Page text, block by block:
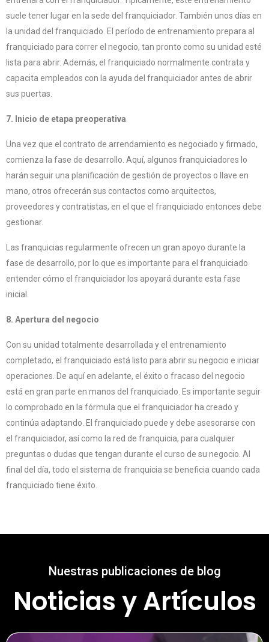
suele tener lugar en la sede del franquiciador. También unos días en
la unidad del franquiciado. El período de entrenamiento prepara al
franquiciado para correr el negocio, tan pronto como su unidad esté
lista para abrir. Además, el franquiciado normalmente contrata y
capacita empleados con la ayuda del franquiciador antes de abrir
sus puertas.
7. Inicio de etapa preoperativa
Una vez que el contrato de arrendamiento es negociado y firmado,
comienza la fase de desarrollo. Aquí, algunos franquiciadores lo
harán seguir una planificación de gestión de proyectos o llave en
mano, otros ofrecerán sus contactos como arquitectos,
proveedores y contratistas, en el que el franquiciado entonces debe
gestionar.
Las franquicias regularmente ofrecen un gran apoyo durante la
fase de desarrollo, por lo que es importante para el franquiciado
entender cómo el franquiciador los apoyará durante esta fase
inicial.
8. Apertura del negocio
Con su unidad totalmente desarrollada y el entrenamiento
completado, el franquiciado está listo para abrir su negocio e iniciar
operaciones. De aquí en adelante, el éxito o fracaso del negocio
está en gran parte en manos del franquiciado. Es importante seguir
lo comprobado en la fórmula que el franquiciador ha creado y
continúa adaptando. El franquiciado puede y debe asesorarse con
el franquiciador, así como la red de franquicia, para cualquier
preguntas o dudas que tengan durante el curso de su negocio. Al
final del día, todo el sistema de franquicia se beneficia cuando cada
franquiciado tiene éxito.
Nuestras publicaciones de blog
Noticias y Artículos